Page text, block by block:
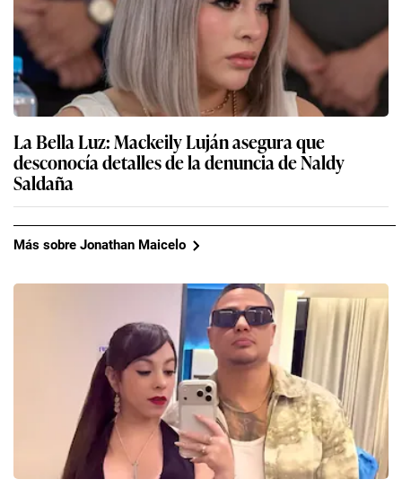
La Bella Luz: Mackeily Luján asegura que
desconocía detalles de la denuncia de Naldy
Saldaña
Más sobre Jonathan Maicelo